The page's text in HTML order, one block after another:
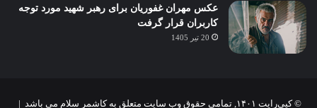
عکس مهران غفوریان برای رهبر شهید مورد توجه
کاربران قرار گرفت
20 تیر 1405
© کپی‌رایت ۱۴۰۱, تمامی حقوق وب سایت متعلق به کاشمر سلام می باشد |